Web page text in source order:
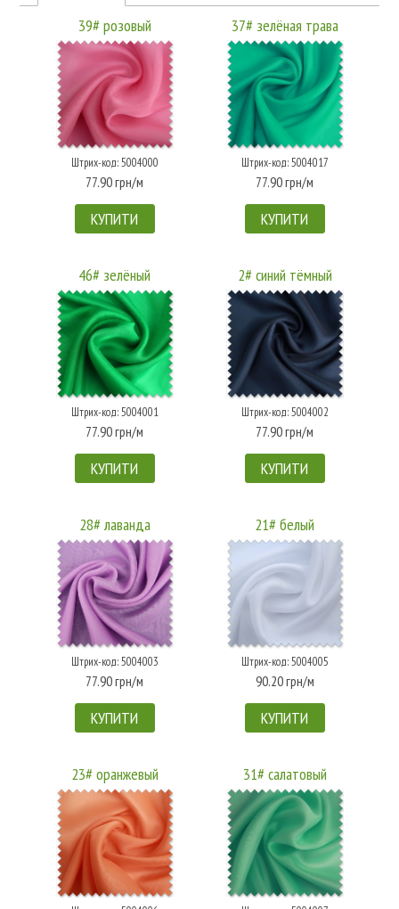
39# розовый
Штрих-код: 5004000
77.90 грн/м
КУПИТИ
37# зелёная трава
Штрих-код: 5004017
77.90 грн/м
КУПИТИ
46# зелёный
Штрих-код: 5004001
77.90 грн/м
КУПИТИ
2# синий тёмный
Штрих-код: 5004002
77.90 грн/м
КУПИТИ
28# лаванда
Штрих-код: 5004003
77.90 грн/м
КУПИТИ
21# белый
Штрих-код: 5004005
90.20 грн/м
КУПИТИ
23# оранжевый 31# салатовый